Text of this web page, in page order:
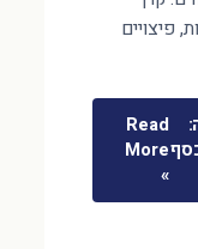
פיצויים
Read
More
»